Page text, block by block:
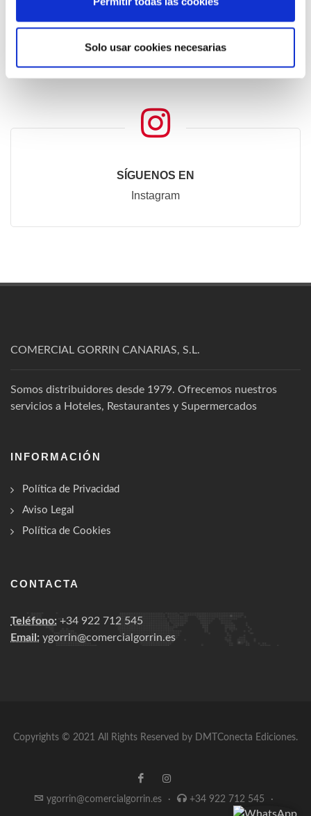
Solo usar cookies necesarias
SÍGUENOS EN
SÍGUENOS EN
Instagram
COMERCIAL GORRIN CANARIAS, S.L.
Somos distribuidores desde 1979. Ofrecemos nuestros
servicios a Hoteles, Restaurantes y Supermercados
INFORMACIÓN
Política de Privacidad
Aviso Legal
Política de Cookies
CONTACTA
Teléfono: +34 922 712 545
Email: ygorrin@comercialgorrin.es
Copyrights © 2021 All Rights Reserved by DMTConecta Ediciones.
ygorrin@comercialgorrin.es · +34 922 712 545 ·